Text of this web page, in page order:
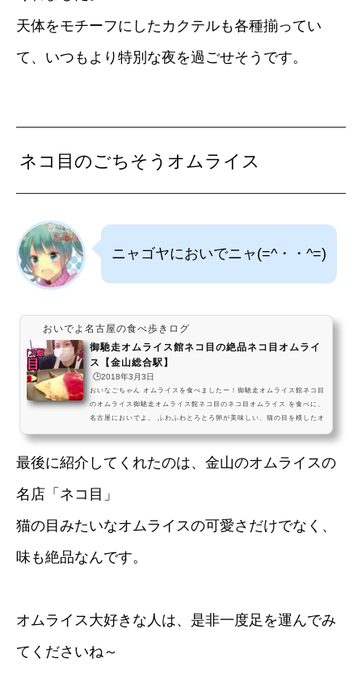
天体をモチーフにしたカクテルも各種揃ってい
て、いつもより特別な夜を過ごせそうです。
ネコ目のごちそうオムライス
ニャゴヤにおいでニャ(=^・・^=)
おいでよ名古屋の食べ歩きログ
御馳走オムライス館ネコ目の絶品ネコ目オムライ
ス【金山総合駅】
🕒️2018年3月3日
おいなごちゃん オムライスを食べましたー！御馳走オムライス館ネコ目
のオムライス御馳走オムライス館ネコ目のネコ目オムライス を食べに、
名古屋においでよ。 ふわふわとろとろ卵が美味しい、猫の目を模したオ
(@oinagoya) May 29, 2025 御馳走オムライス館ネコ目は、名古屋市営
最後に紹介してくれたのは、金山のオムライスの
名店「ネコ目」
猫の目みたいなオムライスの可愛さだけでなく、
味も絶品なんです。
オムライス大好きな人は、是非一度足を運んでみ
てくださいね～